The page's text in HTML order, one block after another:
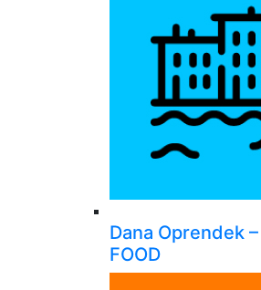
Dana Oprendek –
FOOD